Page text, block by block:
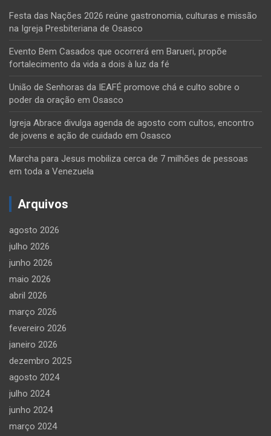
Festa das Nações 2026 reúne gastronomia, culturas e missão
na Igreja Presbiteriana de Osasco
Evento Bem Casados que ocorrerá em Barueri, propõe
fortalecimento da vida a dois à luz da fé
União de Senhoras da IEAFÉ promove chá e culto sobre o
poder da oração em Osasco
Igreja Abrace divulga agenda de agosto com cultos, encontro
de jovens e ação de cuidado em Osasco
Marcha para Jesus mobiliza cerca de 7 milhões de pessoas
em toda a Venezuela
Arquivos
agosto 2026
julho 2026
junho 2026
maio 2026
abril 2026
março 2026
fevereiro 2026
janeiro 2026
dezembro 2025
agosto 2024
julho 2024
junho 2024
março 2024